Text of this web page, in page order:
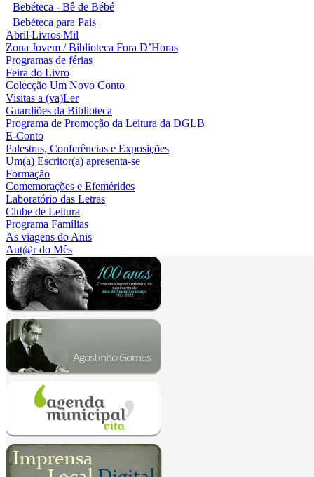
Bebéteca - Bê de Bébé
Bebéteca para Pais
Abril Livros Mil
Zona Jovem / Biblioteca Fora D’Horas
Programas de férias
Feira do Livro
Colecção Um Novo Conto
Visitas a (va)Ler
Guardiões da Biblioteca
Programa de Promoção da Leitura da DGLB
E-Conto
Palestras, Conferências e Exposições
Um(a) Escritor(a) apresenta-se
Formação
Comemorações e Efemérides
Laboratório das Letras
Clube de Leitura
Programa Famílias
As viagens do Anis
Aut@r do Mês